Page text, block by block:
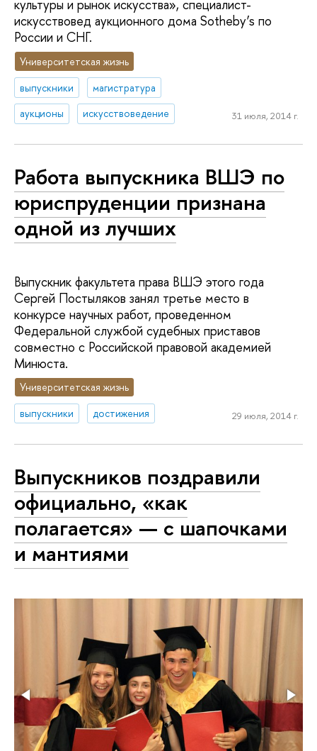
культуры и рынок искусства», специалист-
искусствовед аукционного дома Sotheby’s по
России и СНГ.
Университетская жизнь
выпускники
магистратура
аукционы
искусствоведение 31 июля, 2014 г.
Работа выпускника ВШЭ по
юриспруденции признана
одной из лучших
Выпускник факультета права ВШЭ этого года
Сергей Постыляков занял третье место в
конкурсе научных работ, проведенном
Федеральной службой судебных приставов
совместно с Российской правовой академией
Минюста.
Университетская жизнь
выпускники
достижения 29 июля, 2014 г.
Выпускников поздравили
официально, «как
полагается» — с шапочками
и мантиями